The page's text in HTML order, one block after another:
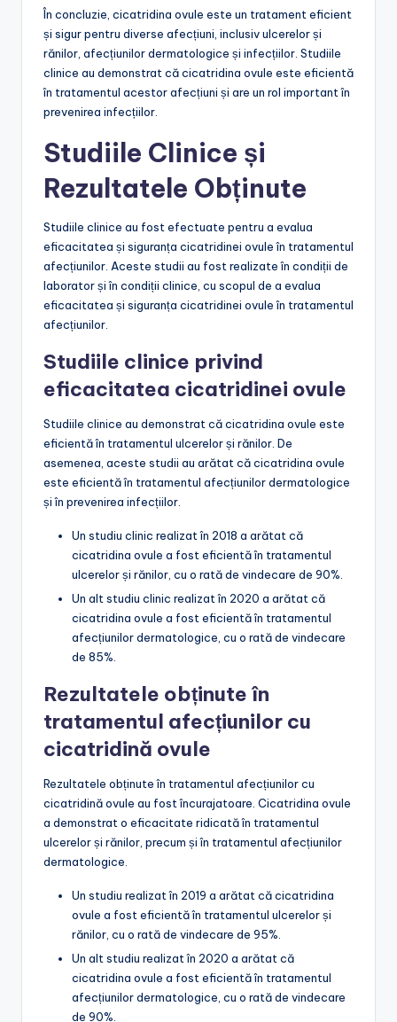
În concluzie, cicatridina ovule este un tratament eficient
și sigur pentru diverse afecțiuni, inclusiv ulcerelor și
rănilor, afecțiunilor dermatologice și infecțiilor. Studiile
clinice au demonstrat că cicatridina ovule este eficientă
în tratamentul acestor afecțiuni și are un rol important în
prevenirea infecțiilor.
Studiile Clinice și
Rezultatele Obținute
Studiile clinice au fost efectuate pentru a evalua
eficacitatea și siguranța cicatridinei ovule în tratamentul
afecțiunilor. Aceste studii au fost realizate în condiții de
laborator și în condiții clinice, cu scopul de a evalua
eficacitatea și siguranța cicatridinei ovule în tratamentul
afecțiunilor.
Studiile clinice privind
eficacitatea cicatridinei ovule
Studiile clinice au demonstrat că cicatridina ovule este
eficientă în tratamentul ulcerelor și rănilor. De
asemenea, aceste studii au arătat că cicatridina ovule
este eficientă în tratamentul afecțiunilor dermatologice
și în prevenirea infecțiilor.
Un studiu clinic realizat în 2018 a arătat că
cicatridina ovule a fost eficientă în tratamentul
ulcerelor și rănilor, cu o rată de vindecare de 90%.
Un alt studiu clinic realizat în 2020 a arătat că
cicatridina ovule a fost eficientă în tratamentul
afecțiunilor dermatologice, cu o rată de vindecare
de 85%.
Rezultatele obținute în
tratamentul afecțiunilor cu
cicatridină ovule
Rezultatele obținute în tratamentul afecțiunilor cu
cicatridină ovule au fost încurajatoare. Cicatridina ovule
a demonstrat o eficacitate ridicată în tratamentul
ulcerelor și rănilor, precum și în tratamentul afecțiunilor
dermatologice.
Un studiu realizat în 2019 a arătat că cicatridina
ovule a fost eficientă în tratamentul ulcerelor și
rănilor, cu o rată de vindecare de 95%.
Un alt studiu realizat în 2020 a arătat că
cicatridina ovule a fost eficientă în tratamentul
afecțiunilor dermatologice, cu o rată de vindecare
de 90%.